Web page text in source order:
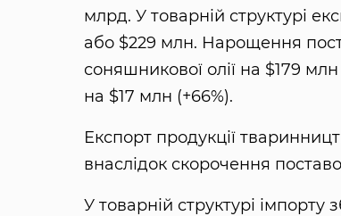
млрд. У товарній структурі
або $229 млн. Нарощення
соняшникової олії на $179 млн
на $17 млн (+66%).
Експорт продукції
внаслідок скорочення
У товарній структурі